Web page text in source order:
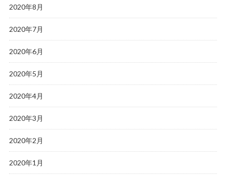
2020年8月
2020年7月
2020年6月
2020年5月
2020年4月
2020年3月
2020年2月
2020年1月